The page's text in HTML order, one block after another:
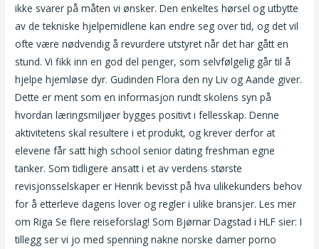
ikke svarer på måten vi ønsker. Den enkeltes hørsel og utbytte
av de tekniske hjelpemidlene kan endre seg over tid, og det vil
ofte være nødvendig å revurdere utstyret når det har gått en
stund. Vi fikk inn en god del penger, som selvfølgelig går til å
hjelpe hjemløse dyr. Gudinden Flora den ny Liv og Aande giver.
Dette er ment som en informasjon rundt skolens syn på
hvordan læringsmiljøer bygges positivt i fellesskap. Denne
aktivitetens skal resultere i et produkt, og krever derfor at
elevene får satt high school senior dating freshman egne
tanker. Som tidligere ansatt i et av verdens største
revisjonsselskaper er Henrik bevisst på hva ulikekunders behov
for å etterleve dagens lover og regler i ulike bransjer. Les mer
om Riga Se flere reiseforslag! Som Bjørnar Dagstad i HLF sier: I
tillegg ser vi jo med spenning nakne norske damer porno